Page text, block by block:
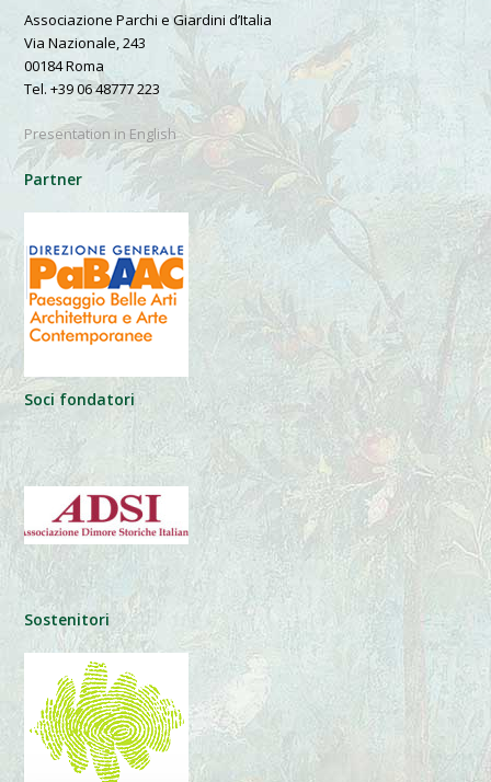
Associazione Parchi e Giardini d’Italia
Via Nazionale, 243
00184 Roma
Tel. +39 06 48777 223
Presentation in English
Partner
Soci fondatori
Sostenitori